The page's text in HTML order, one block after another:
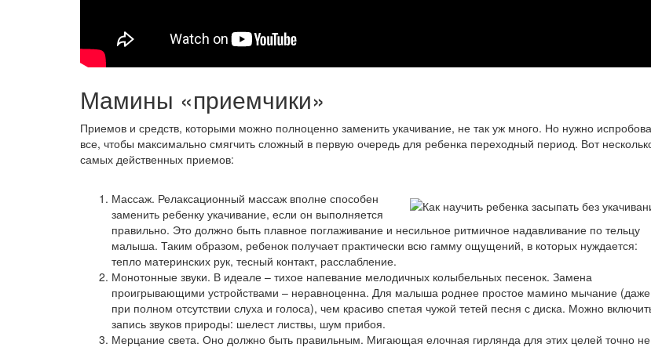
Мамины «приемчики»
Приемов и средств, которыми можно полноценно заменить укачивание, не так уж много. Но нужно
все, чтобы максимально смягчить сложный в первую очередь для ребенка переходный период. Вот
самых действенных приемов:
Массаж. Релаксационный массаж вполне способен
заменить ребенку укачивание, если он выполняется
правильно. Это должно быть плавное поглаживание и несильное ритмичное надавливание по тельцу
малыша. Таким образом, ребенок получает практически всю гамму ощущений, в которых нуждается:
тепло материнских рук, тесный контакт, расслабление.
Монотонные звуки. В идеале – тихое напевание мелодичных колыбельных песенок. Замена
проигрывающими устройствами – неравноценна. Для малыша роднее простое мамино мычание (даже
при полном отсутствии слуха и голоса), чем красиво спетая чужой тетей песня с диска. Можно
запись звуков природы: шелест листвы, шум прибоя.
Мерцание света. Оно должно быть правильным. Мигающая елочная гирлянда для этих целей точно не